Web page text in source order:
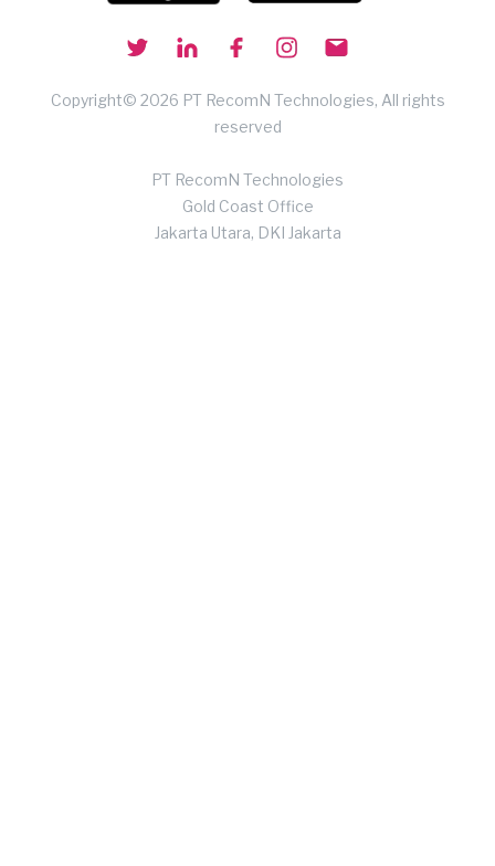
Copyright© 2026 PT RecomN Technologies, All rights
reserved
PT RecomN Technologies
Gold Coast Office
Jakarta Utara, DKI Jakarta